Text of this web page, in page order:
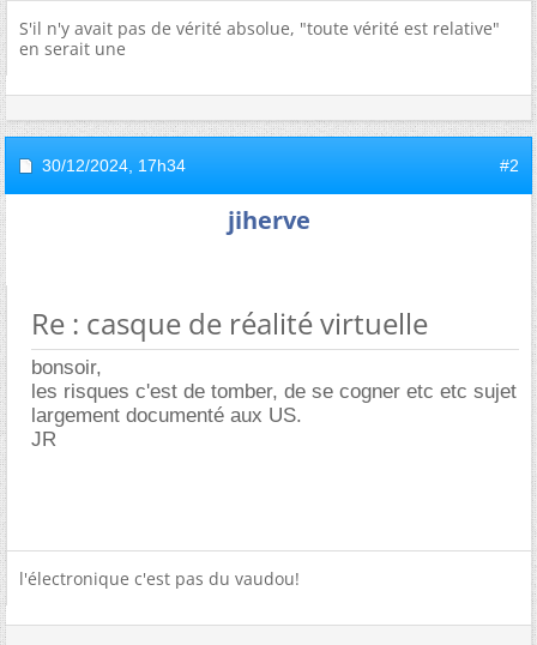
S'il n'y avait pas de vérité absolue, "toute vérité est relative"
en serait une
30/12/2024, 17h34 #2
jiherve
Re : casque de réalité virtuelle
bonsoir,
les risques c'est de tomber, de se cogner etc etc sujet
largement documenté aux US.
JR
l'électronique c'est pas du vaudou!